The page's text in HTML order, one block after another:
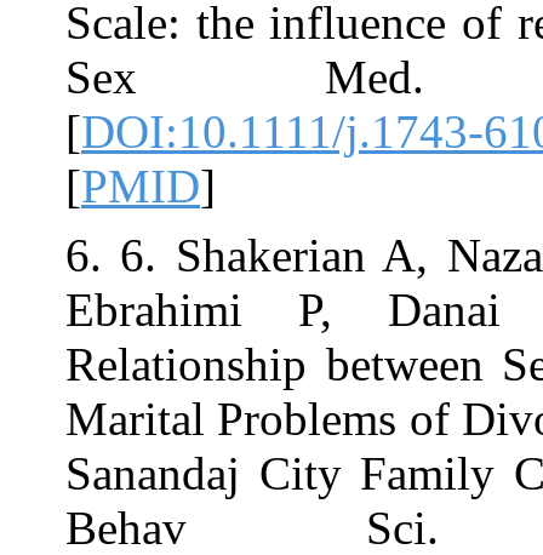
Scale: the
Sex
[DOI:10.1111/
6. 6.
Ebrahimi P,
Relationship
Marital
Sanandaj City
Behav